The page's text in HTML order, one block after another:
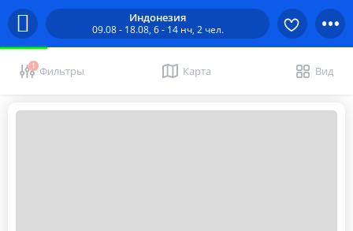
Индонезия
09.08 - 18.08, 6 - 14 нч, 2 чел.
Фильтры
1 Карта Вид